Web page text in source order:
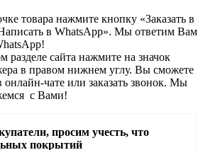
товара нажмите кнопку «Заказать в
в WhatsApp». Мы ответим Вам
разделе сайта нажмите на значок
в правом нижнем углу. Вы сможете
онлайн-чате или заказать звонок. Мы
с Вами!
просим учесть, что
покрытий